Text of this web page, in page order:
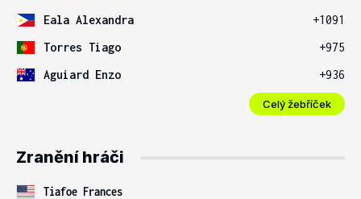
Eala Alexandra
+1091
Torres Tiago
+975
Aguiard Enzo
+936
Celý žebříček
Zranění hráči
Tiafoe Frances